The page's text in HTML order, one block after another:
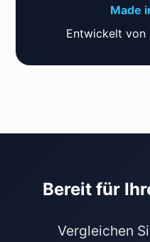
Made
Entwickelt von
Bereit für
Vergleichen